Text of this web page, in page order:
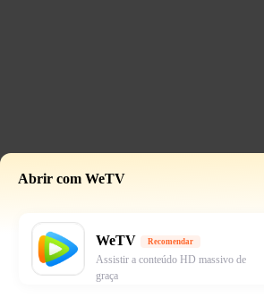
Abrir com WeTV
WeTV Recomendar
Assistir a conteúdo HD massivo de
graça